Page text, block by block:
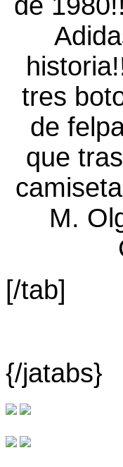
[/tab]
{/jatabs}